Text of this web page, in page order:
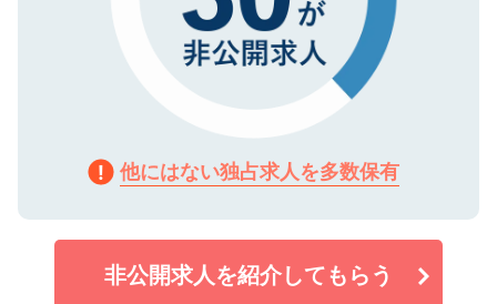
他にはない独占求人を多数保有
非公開求人を紹介してもらう